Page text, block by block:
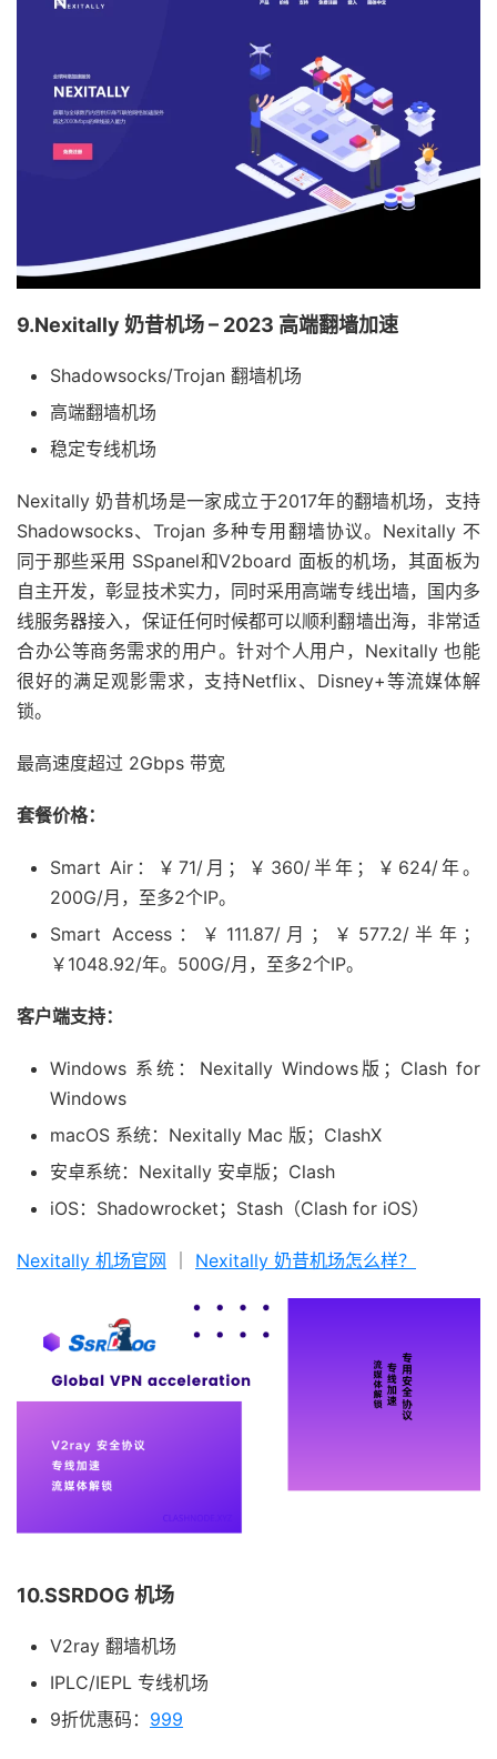
9.Nexitally 奶昔机场 – 2023 高端翻墙加速
Shadowsocks/Trojan 翻墙机场
高端翻墙机场
稳定专线机场
Nexitally 奶昔机场是一家成立于2017年的翻墙机场，支持
Shadowsocks、Trojan 多种专用翻墙协议。Nexitally 不
同于那些采用 SSpanel和V2board 面板的机场，其面板为
自主开发，彰显技术实力，同时采用高端专线出墙，国内多
线服务器接入，保证任何时候都可以顺利翻墙出海，非常适
合办公等商务需求的用户。针对个人用户，Nexitally 也能
很好的满足观影需求，支持Netflix、Disney+等流媒体解
锁。
最高速度超过 2Gbps 带宽
套餐价格：
Smart Air：￥71/月；￥360/半年；￥624/年。
200G/月，至多2个IP。
Smart Access：￥111.87/月；￥577.2/半年；
￥1048.92/年。500G/月，至多2个IP。
客户端支持：
Windows 系统：Nexitally Windows版；Clash for
Windows
macOS 系统：Nexitally Mac 版；ClashX
安卓系统：Nexitally 安卓版；Clash
iOS：Shadowrocket；Stash（Clash for iOS）
Nexitally 机场官网 Nexitally 奶昔机场怎么样？
10.SSRDOG 机场
V2ray 翻墙机场
IPLC/IEPL 专线机场
9折优惠码： 999